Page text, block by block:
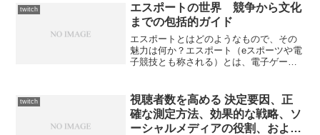
twitch
エスポートの世界 競争から文化
までの包括的ガイド
エスポートとはどのようなもので、その
魅力は何か？エスポート（eスポーツや電
子競技とも称される）とは、電子ゲーム
ムで対戦し、戦略、技術、反射神経、チ
ームワークを駆使して勝...
twitch
視聴者数を高める 決定要因、正
確な測定方法、効果的な戦略、ソ
ーシャルメディアの役割、および